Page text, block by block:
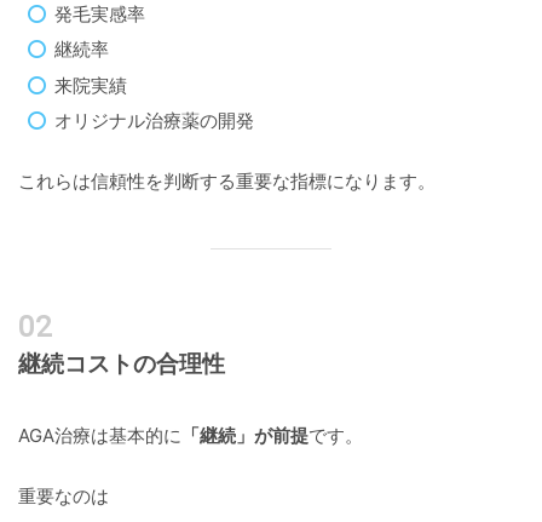
発毛実感率
継続率
来院実績
オリジナル治療薬の開発
これらは信頼性を判断する重要な指標になります。
継続コストの合理性
AGA治療は基本的に 「継続」が前提です。
重要なのは